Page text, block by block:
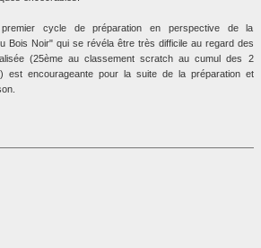
cycle de préparation en perspective de la
Bois Noir" qui se révéla être très difficile au regard des
(25ème au classement scratch au cumul des 2
est encourageante pour la suite de la préparation et